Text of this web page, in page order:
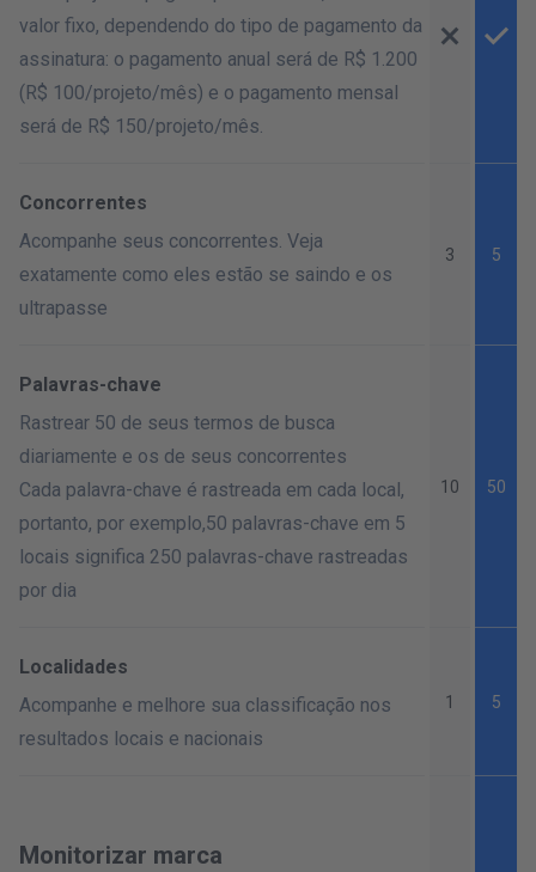
valor fixo, dependendo do tipo de pagamento da
assinatura: o pagamento anual será de R$ 1.200
(R$ 100/projeto/mês) e o pagamento mensal
será de R$ 150/projeto/mês.
Concorrentes
Acompanhe seus concorrentes. Veja
exatamente como eles estão se saindo e os
ultrapasse
3 5
Palavras-chave
Rastrear 50 de seus termos de busca
diariamente e os de seus concorrentes
Cada palavra-chave é rastreada em cada local,
portanto, por exemplo,50 palavras-chave em 5
locais significa 250 palavras-chave rastreadas
por dia
10 50
Localidades
Acompanhe e melhore sua classificação nos
resultados locais e nacionais
1 5
Monitorizar marca